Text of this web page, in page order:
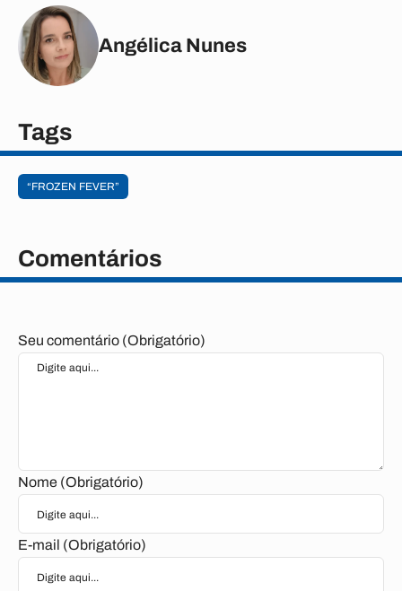
Angélica Nunes
Tags
“FROZEN FEVER”
Comentários
Seu comentário (Obrigatório)
Nome (Obrigatório)
E-mail (Obrigatório)